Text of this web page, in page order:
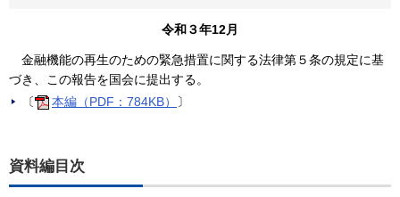
令和３年12月
金融機能の再生のための緊急措置に関する法律第５条の規定に基
づき、この報告を国会に提出する。
〔
本編（PDF：784KB） 〕
資料編目次